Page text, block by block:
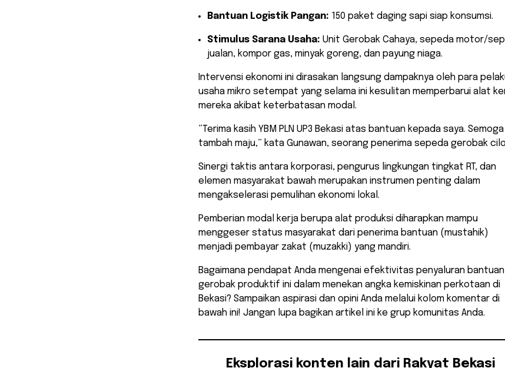
Bantuan Logistik Pangan: 150 paket daging sapi siap konsumsi.
Stimulus Sarana Usaha: Unit Gerobak Cahaya, sepeda motor/
jualan, kompor gas, minyak goreng, dan payung niaga.
​Intervensi ekonomi ini dirasakan langsung dampaknya oleh para
usaha mikro setempat yang selama ini kesulitan memperbarui alat
mereka akibat keterbatasan modal.
​”Terima kasih YBM PLN UP3 Bekasi atas bantuan kepada saya. Semoga
tambah maju,” kata Gunawan, seorang penerima sepeda gerobak
​Sinergi taktis antara korporasi, pengurus lingkungan tingkat RT, dan
elemen masyarakat bawah merupakan instrumen penting dalam
mengakselerasi pemulihan ekonomi lokal.
Pemberian modal kerja berupa alat produksi diharapkan mampu
menggeser status masyarakat dari penerima bantuan (mustahik)
menjadi pembayar zakat (muzakki) yang mandiri.
​Bagaimana pendapat Anda mengenai efektivitas penyaluran bantuan
gerobak produktif ini dalam menekan angka kemiskinan perkotaan di
Bekasi? Sampaikan aspirasi dan opini Anda melalui kolom komentar di
bawah ini! Jangan lupa bagikan artikel ini ke grup komunitas Anda.
Eksplorasi konten lain dari Rakyat Bekasi